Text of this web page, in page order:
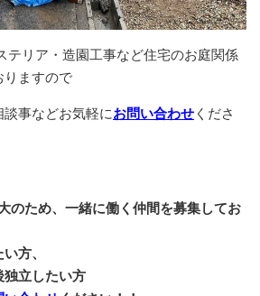
テリア・造園工事など住宅のお庭関係
りますので
事などお気軽にお問い合わせ くださ
のため、一緒に働く仲間を募集してお
方、
独立したい方